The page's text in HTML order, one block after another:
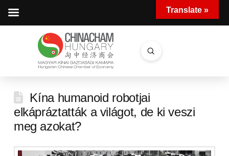
Search
Submit
Kína humanoid robotjai
elkápráztatták a világot, de ki veszi
meg azokat?
Translate »